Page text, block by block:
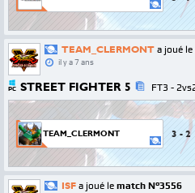
TEAM_CLERMONT a joué le
il y a 7 ans
PC STREET FIGHTER 5 FT3 -
TEAM_CLERMONT 3 - 2
ISF a joué le match N°3556